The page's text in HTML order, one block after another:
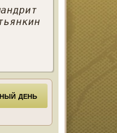
день